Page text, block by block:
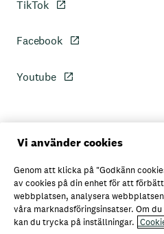
TikTok
Facebook
Youtube
Personuppgiftspolicy
Axfoods integritetspolicy
Vi använder cookies
Genom att klicka på "Godkänn
av cookies på din enhet för att
webbplatsen, analysera
våra marknadsföringsinsatser. Om
kan du trycka på inställningar.